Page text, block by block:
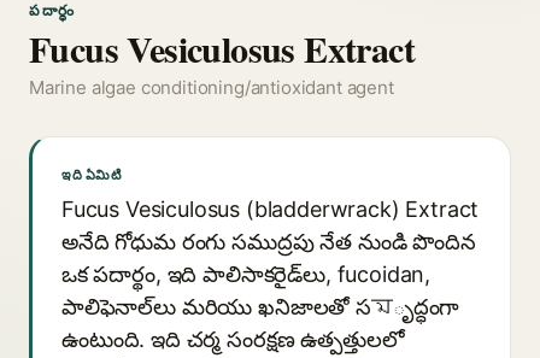
పదార్థం
Fucus Vesiculosus Extract
Marine algae conditioning/antioxidant agent
ఇది ఏమిటి
Fucus Vesiculosus (bladderwrack) Extract
అనేది గోధుమ రంగు సముద్రపు నేత నుండి పొందిన
ఒక పదార్థం, ఇది పాలిసాకరైడ్‌లు, fucoidan,
పాలిఫెనాల్‌లు మరియు ఖనిజాలతో సমృద్ధంగా
ఉంటుంది. ఇది చర్మ సంరక్షణ ఉత్పత్తులలో